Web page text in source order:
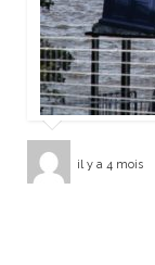
il y a 4 mois